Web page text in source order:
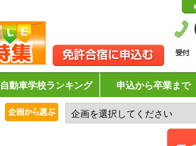
自動車学校ランキング 申込から卒業まで